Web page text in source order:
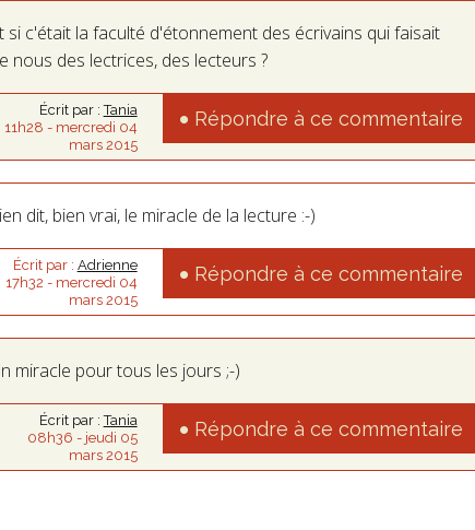
si c'était la faculté d'étonnement des écrivains qui faisait
nous des lectrices, des lecteurs ?
Écrit par :Tania
11h28 - mercredi 04
mars 2015
Répondre à ce commentaire
dit, bien vrai, le miracle de la lecture :-)
Écrit par : Adrienne
17h32 - mercredi 04
mars 2015
Répondre à ce commentaire
miracle pour tous les jours ;-)
Écrit par :Tania
08h36 - jeudi 05
mars 2015
Répondre à ce commentaire